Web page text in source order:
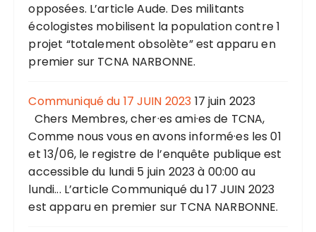
opposées. L’article Aude. Des militants
écologistes mobilisent la population contre 1
projet “totalement obsolète” est apparu en
premier sur TCNA NARBONNE.
Communiqué du 17 JUIN 2023 17 juin 2023
Chers Membres, cher·es ami·es de TCNA,
Comme nous vous en avons informé·es les 01
et 13/06, le registre de l’enquête publique est
accessible du lundi 5 juin 2023 à 00:00 au
lundi... L’article Communiqué du 17 JUIN 2023
est apparu en premier sur TCNA NARBONNE.